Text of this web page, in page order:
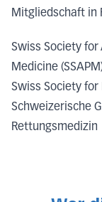
Mitgliedschaft in
Swiss Society
Medicine
Swiss Society for
Schweizerische
Rettungsmedizin